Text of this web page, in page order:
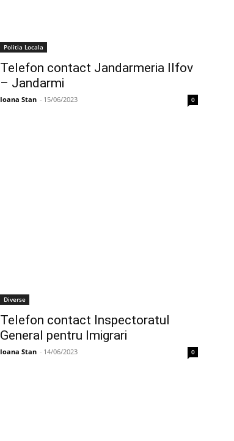
Politia Locala
Telefon contact Jandarmeria Ilfov
– Jandarmi
Ioana Stan - 15/06/2023 0
Diverse
Telefon contact Inspectoratul
General pentru Imigrari
Ioana Stan - 14/06/2023 0